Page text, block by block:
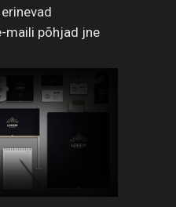
maili põhjad jne